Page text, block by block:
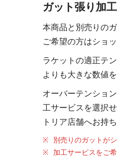
ガット張り加
本商品と別売りの
ご希望の方はショ
ラケットの適正テ
よりも大きな数値
オーバーテンショ
工サービスを選択
トリア店舗へお持
別売りのガット が
加工サービスをご